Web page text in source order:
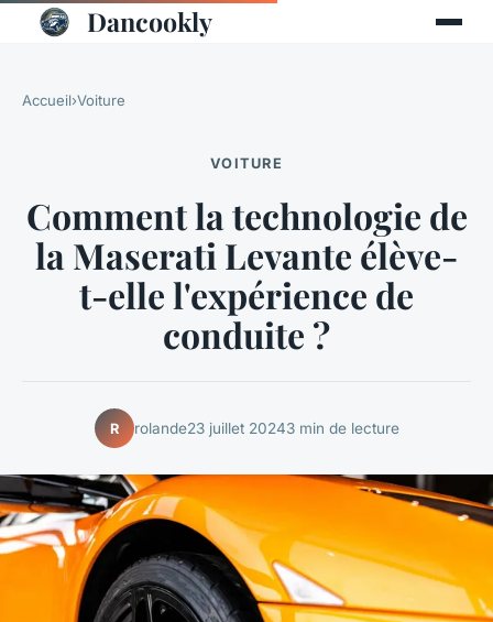
Dancookly
Accueil›Voiture
VOITURE
Comment la technologie de
la Maserati Levante élève-
t-elle l'expérience de
conduite ?
R rolande23 juillet 20243 min de lecture